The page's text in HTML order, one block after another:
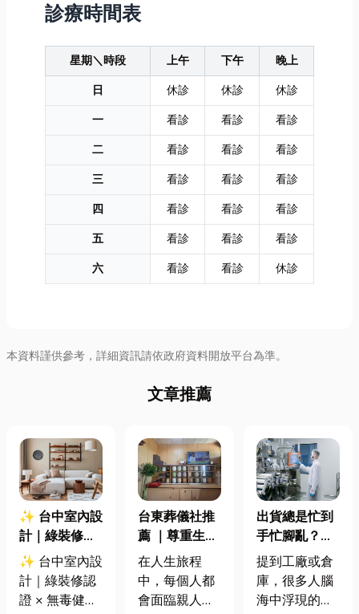
診療時間表
星期＼時段 上午 下午
晚上
日
休診 休診
休診
一
看診 看診
看診
二
看診 看診
看診
三
看診 看診
看診
四
看診 看診
看診
五
看診 看診
看診
六
看診 看診 休診
本資料謹供參考，詳細資訊請依政府資料開放平台為準。
文章推薦
✨ 台中室內設
計｜綠裝修認
證 × 無毒健康
建材，打造安
全、舒適又有
✨ 台中室內設
計｜綠裝修認
證 × 無毒健康
台東葬儀社推
薦 ｜尊重生
命、貼心陪伴
每一段告別
在人生旅程
中，每個人都
會面臨親人離
出貨總是忙到
手忙腳亂？包
裝自動化其實
沒有你想像中
那麼遙遠！
提到工廠或倉
庫，很多人腦
海中浮現的畫